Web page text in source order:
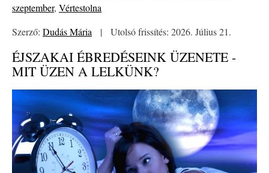
szeptember, Vértestolna
Szerző: Dudás Mária | Utolsó frissítés: 2026. Július 21.
ÉJSZAKAI ÉBREDÉSEINK ÜZENETE -
MIT ÜZEN A LELKÜNK?